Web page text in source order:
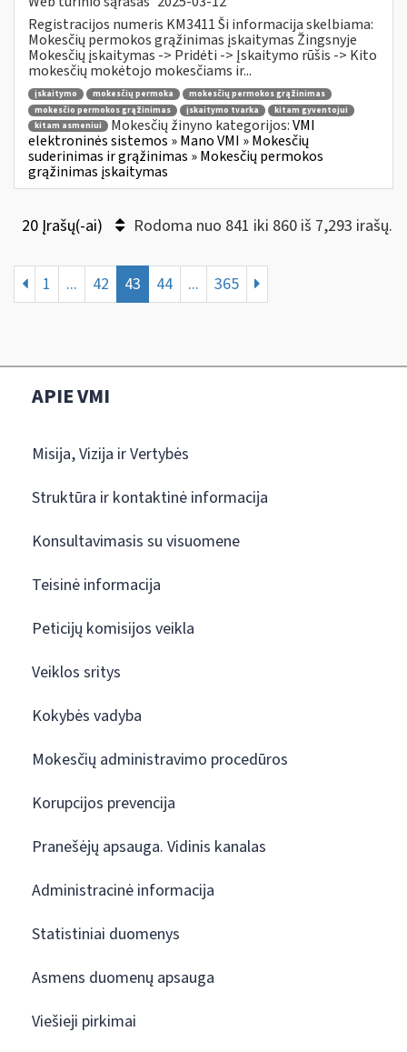
Registracijos numeris KM3411 Ši informacija skelbiama:
Mokesčių permokos grąžinimas įskaitymas Žingsnyje
Mokesčių įskaitymas -> Pridėti -> Įskaitymo rūšis -> Kito
mokesčių mokėtojo mokesčiams ir...
įskaitymo mokesčių permoka
mokesčių permokos grąžinimas
mokesčio permokos grąžinimas
įskaitymo tvarka
kitam gyventojui
kitam asmeniui
Mokesčių žinyno kategorijos:VMI
elektroninės sistemos » Mano VMI » Mokesčių
suderinimas ir grąžinimas » Mokesčių permokos
grąžinimas įskaitymas
20 Įrašų(-ai) Rodoma nuo 841 iki 860 iš 7,293 irašų.
1 ... 42 43 44 ... 365
APIE VMI
Misija, Vizija ir Vertybės
Struktūra ir kontaktinė informacija
Konsultavimasis su visuomene
Teisinė informacija
Peticijų komisijos veikla
Veiklos sritys
Kokybės vadyba
Mokesčių administravimo procedūros
Korupcijos prevencija
Pranešėjų apsauga. Vidinis kanalas
Administracinė informacija
Statistiniai duomenys
Asmens duomenų apsauga
Viešieji pirkimai